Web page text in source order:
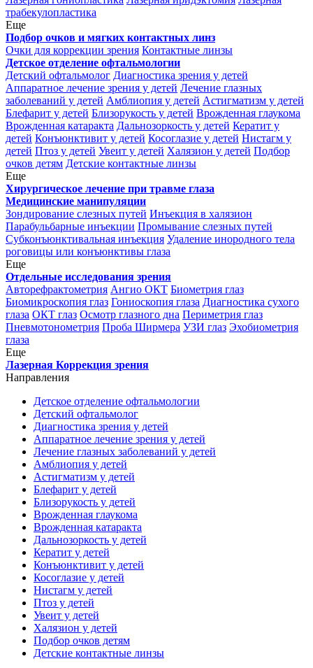
трабекулопластика
Еще
Подбор очков и мягких контактных линз
Очки для коррекции зрения Контактные линзы
Детское отделение офтальмологии
Детский офтальмолог Диагностика зрения у детей
Аппаратное лечение зрения у детей Лечение глазных
заболеваний у детей Амблиопия у детей Астигматизм у детей
Блефарит у детей Близорукость у детей Врожденная глаукома
Врожденная катаракта Дальнозоркость у детей Кератит у
детей Конъюнктивит у детей Косоглазие у детей Нистагм у
детей Птоз у детей Увеит у детей Халязион у детей Подбор
очков детям Детские контактные линзы
Еще
Хирургическое лечение при травме глаза
Медицинские манипуляции
Зондирование слезных путей Инъекция в халязион
Парабульбарные инъекции Промывание слезных путей
Субконъюнктивальная инъекция Удаление инородного тела
роговицы или конъюнктивы глаза
Еще
Отдельные исследования зрения
Авторефрактометрия Ангио ОКТ Биометрия глаз
Биомикроскопия глаз Гониоскопия глаза Диагностика сухого
глаза ОКТ глаз Осмотр глазного дна Периметрия глаз
Пневмотонометрия Проба Ширмера УЗИ глаз Эхобиометрия
глаза
Еще
Лазерная Коррекция зрения
Направления
Детское отделение офтальмологии
Детский офтальмолог
Диагностика зрения у детей
Аппаратное лечение зрения у детей
Лечение глазных заболеваний у детей
Амблиопия у детей
Астигматизм у детей
Блефарит у детей
Близорукость у детей
Врожденная глаукома
Врожденная катаракта
Дальнозоркость у детей
Кератит у детей
Конъюнктивит у детей
Косоглазие у детей
Нистагм у детей
Птоз у детей
Увеит у детей
Халязион у детей
Подбор очков детям
Детские контактные линзы